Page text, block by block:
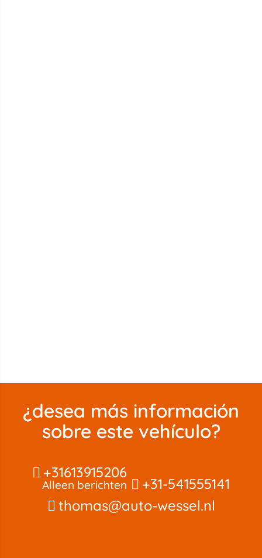
¿desea más información
sobre este vehículo?
+31613915206
Alleen berichten
+31-541555141
thomas@auto-wessel.nl